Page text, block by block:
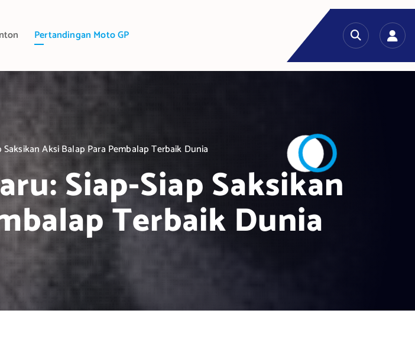
Pertandingan Moto GP
Saksikan Aksi Balap Para Pembalap Terbaik Dunia
Siap-Siap Saksikan
Terbaik Dunia